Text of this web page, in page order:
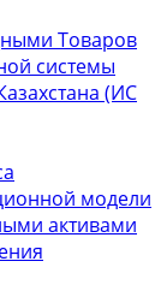
Товаров
системы
(ИС
модели
активами